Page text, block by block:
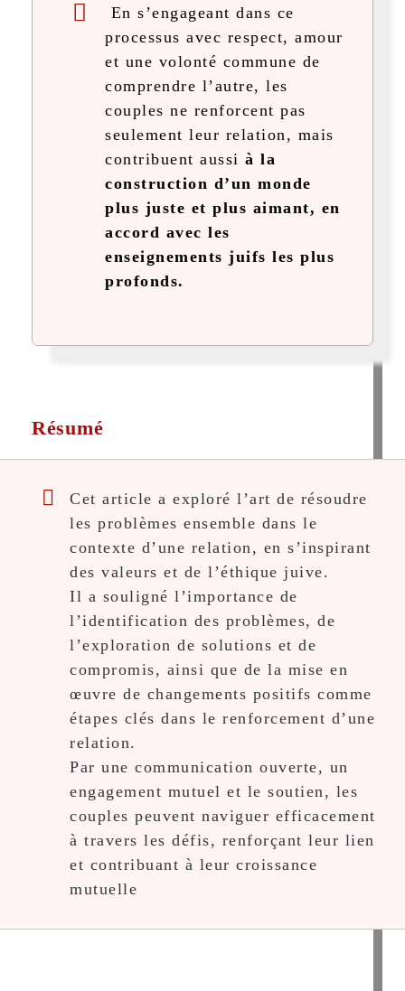
En s’engageant dans ce
processus avec respect, amour
et une volonté commune de
comprendre l’autre, les
couples ne renforcent pas
seulement leur relation, mais
contribuent aussi à la
construction d’un monde
plus juste et plus aimant, en
accord avec les
enseignements juifs les plus
profonds.
Résumé
Cet article a exploré l’art de résoudre
les problèmes ensemble dans le
contexte d’une relation, en s’inspirant
des valeurs et de l’éthique juive.
Il a souligné l’importance de
l’identification des problèmes, de
l’exploration de solutions et de
compromis, ainsi que de la mise en
œuvre de changements positifs comme
étapes clés dans le renforcement d’une
relation.
Par une communication ouverte, un
engagement mutuel et le soutien, les
couples peuvent naviguer efficacement
à travers les défis, renforçant leur lien
et contribuant à leur croissance
mutuelle